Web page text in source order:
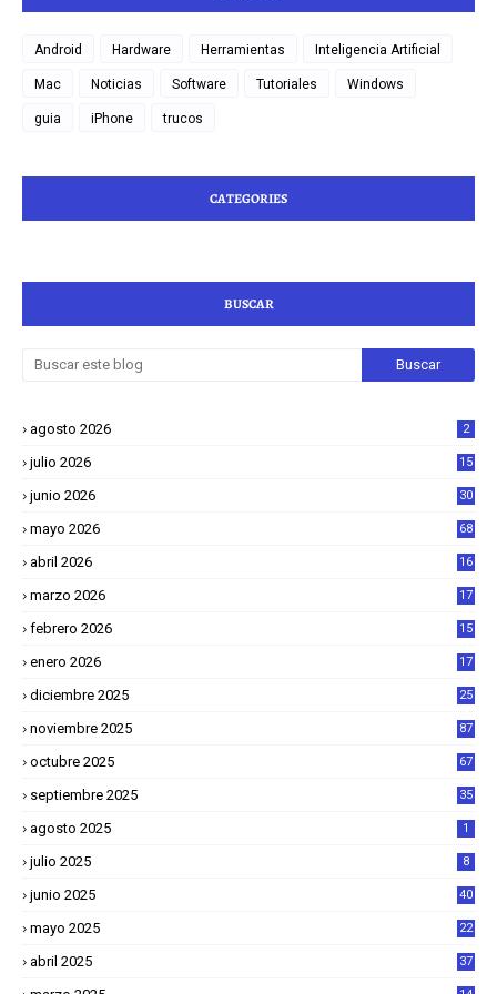
Android Hardware Herramientas Inteligencia Artificial
Mac Noticias Software Tutoriales Windows
guia iPhone trucos
CATEGORIES
BUSCAR
agosto 2026 2
julio 2026 15
junio 2026 30
mayo 2026 68
abril 2026
16
marzo 2026
17
febrero 2026
15
enero 2026
17
diciembre 2025
25
noviembre 2025 87
octubre 2025 67
septiembre 2025 35
agosto 2025 1
julio 2025 8
junio 2025 40
mayo 2025
22
abril 2025
37